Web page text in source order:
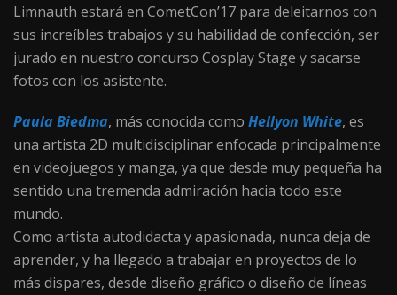
Limnauth estará en CometCon’17 para deleitarnos con
sus increíbles trabajos y su habilidad de confección, ser
jurado en nuestro concurso Cosplay Stage y sacarse
fotos con los asistente.
Paula Biedma, más conocida como Hellyon White, es
una artista 2D multidisciplinar enfocada principalmente
en videojuegos y manga, ya que desde muy pequeña ha
sentido una tremenda admiración hacia todo este
mundo.
Como artista autodidacta y apasionada, nunca deja de
aprender, y ha llegado a trabajar en proyectos de lo
más dispares, desde diseño gráfico o diseño de líneas